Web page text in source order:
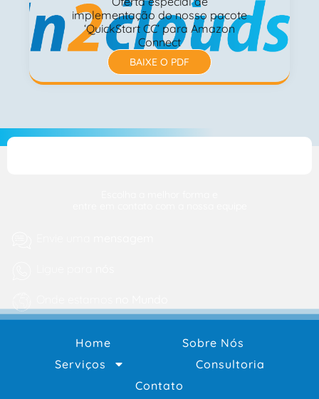
implementação do nosso pacote
‘QuickStart CC’ para Amazon
Connect
BAIXE O PDF
Home
Sobre Nós
Serviços
Consultoria
Contato